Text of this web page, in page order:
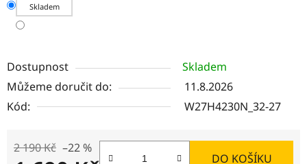
Skladem
Dostupnost
Skladem
Můžeme doručit do:
11.8.2026
Kód:
W27H4230N_32-27
2 190 Kč –22 %
DO KOŠÍKU